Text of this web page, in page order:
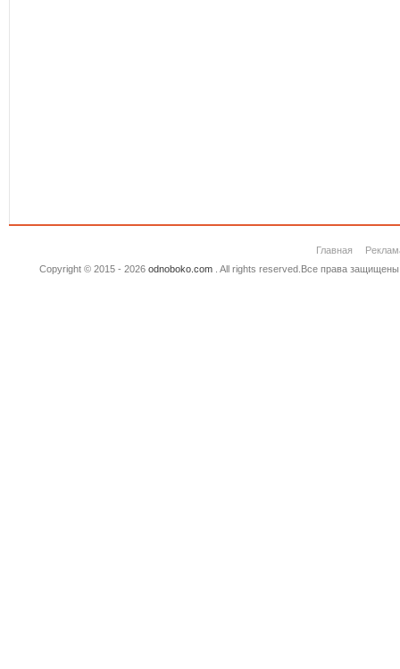
Главная
Copyright © 2015 - 2026 odnoboko.com. All rights reserved.Все права защищены.